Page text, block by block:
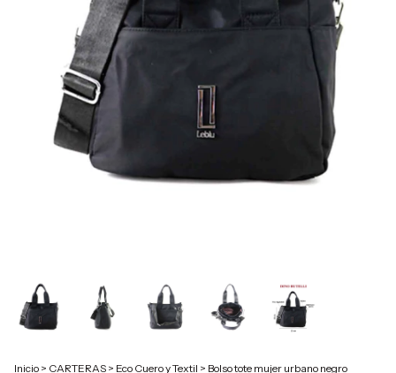
Inicio > CARTERAS > Eco Cuero y Textil > Bolso tote mujer urbano negro